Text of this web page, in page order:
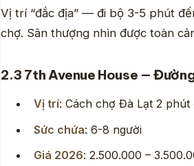
Vị trí “đắc địa” — đi bộ 3-5 phút
chợ. Sân thượng nhìn được toàn
2.3 7th Avenue House —
Vị trí: Cách chợ Đà Lạt 2 phút
Sức chứa: 6-8 người
Giá 2026: 2.500.000 –